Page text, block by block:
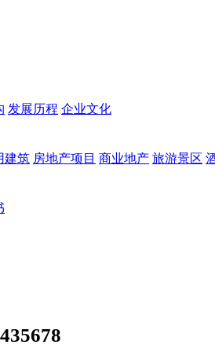
发展历程 企业文化
建筑 房地产项目 商业地产 旅游景区